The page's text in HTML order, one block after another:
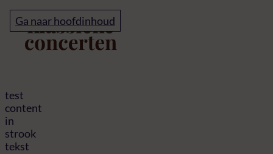
Ga naar hoofdinhoud
test pagina met
test
content
in
strook
tekst